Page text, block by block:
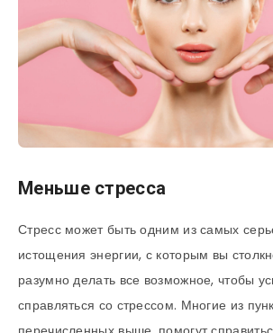
Меньше стресса
Стресс может быть одним из самых
истощения энергии, с которым вы
разумно делать все возможное, чтобы
справляться со стрессом. Многие из